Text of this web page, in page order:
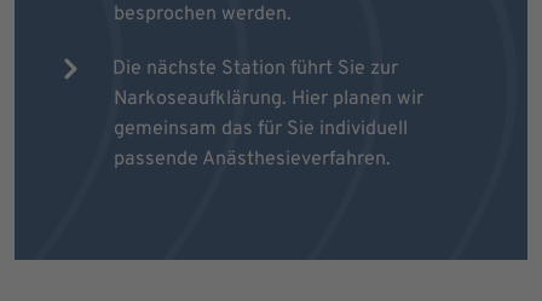
besprochen werden.
Die nächste Station führt Sie zur
Narkoseaufklärung. Hier planen wir
gemeinsam das für Sie individuell
passende Anästhesieverfahren.